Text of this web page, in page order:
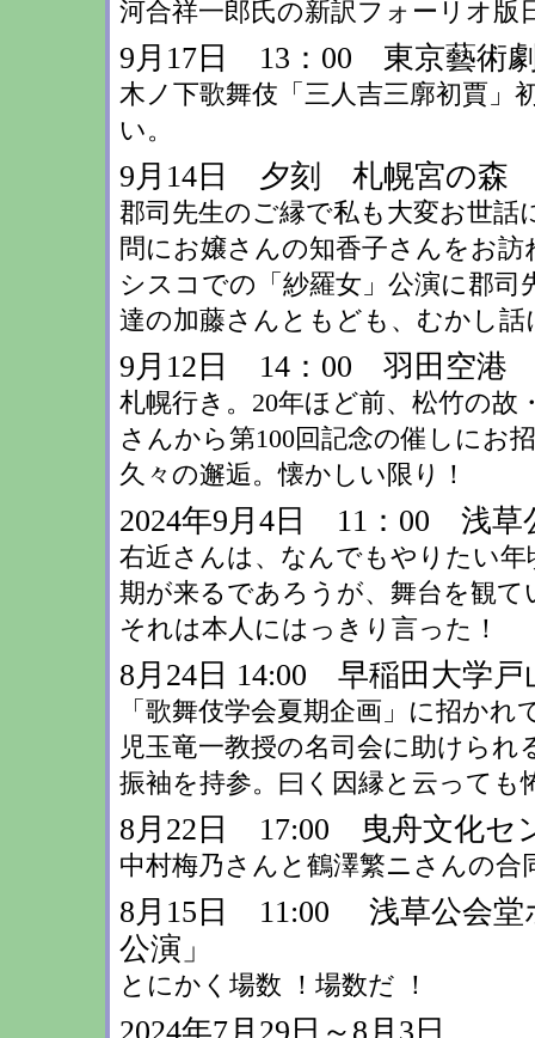
河合祥一郎氏の新訳フォーリオ
9月17日 13：00 東京藝術
木ノ下歌舞伎「三人吉三廓初賈」
い。
9月14日 夕刻 札幌宮の森
郡司先生のご縁で私も大変お世
問にお嬢さんの知香子さんをお
シスコでの「紗羅女」公演に郡
達の加藤さんともども、むかし話
9月12日 14：00 羽田空港
札幌行き。20年ほど前、松竹の故
さんから第100回記念の催しにお
久々の邂逅。懐かしい限り！
2024年9月4日 11：00 浅
右近さんは、なんでもやりたい
期が来るであろうが、舞台を観
それは本人にはっきり言った！
8月24日 14:00 早稲田大学
「歌舞伎学会夏期企画」に招か
児玉竜一教授の名司会に助けら
振袖を持参。曰く因縁と云って
8月22日 17:00 曳舟文化セ
中村梅乃さんと鶴澤繁ニさんの合
8月15日 11:00 浅草公会堂
公演」
とにかく場数 ！場数だ ！